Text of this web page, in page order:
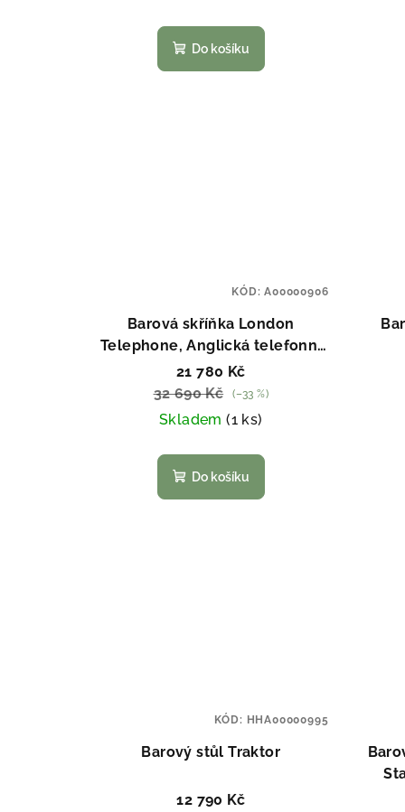
Do košíku
Barová skříňka London
Telephone, Anglická telefonní
budka -modrá
21 780 Kč
32 690 Kč
(–33 %)
Skladem(1 ks)
Do košíku
KÓD:A00000906
Barový stůl Traktor
12 790 Kč
KÓD: HHA00000995